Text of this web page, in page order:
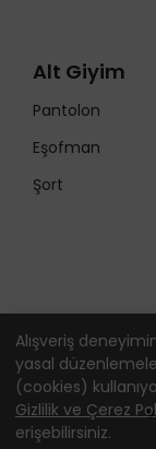
Alışveriş
yasal
(cookies)
Gizlilik ve Çerez
erişebilirsiniz.
Alt Giyim
Pantolon
Eşofman
Şort